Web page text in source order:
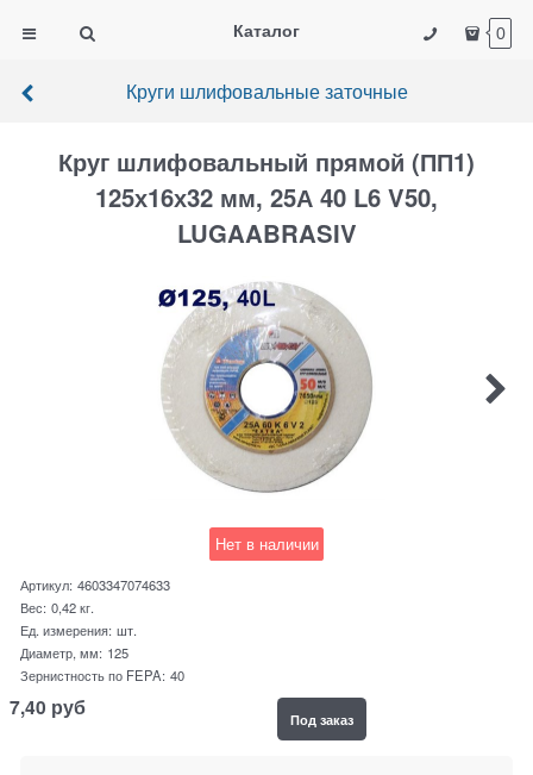
Каталог 0
Круги шлифовальные заточные
Круг шлифовальный прямой (ПП1)
125х16х32 мм, 25А 40 L6 V50,
LUGAABRASIV
Нет в наличии
Артикул: 4603347074633
Вес: 0,42кг.
Ед. измерения: шт.
Диаметр, мм: 125
Зернистность по FEPA: 40
7,40 руб Под заказ